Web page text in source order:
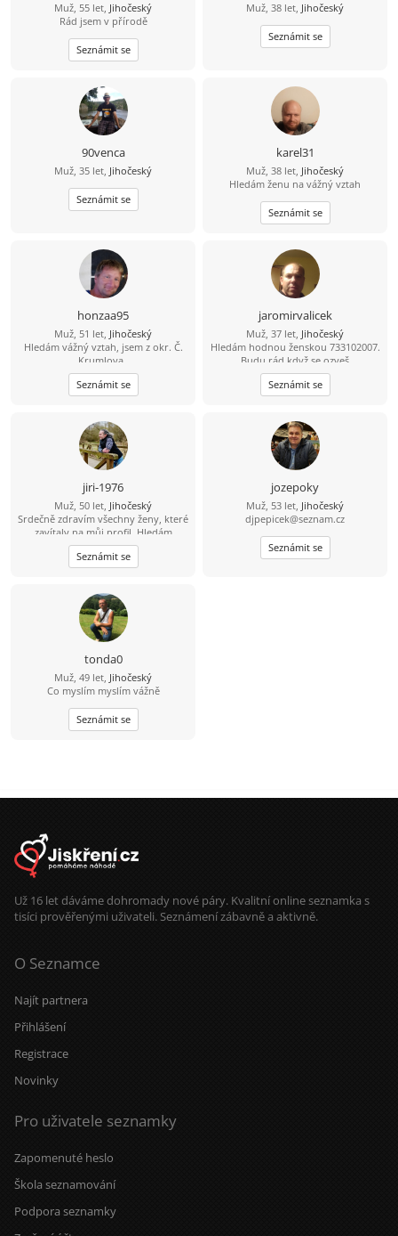
Muž, 55 let, Jihočeský
Rád jsem v přírodě
Seznámit se
Muž, 38 let, Jihočeský
Seznámit se
90venca
Muž, 35 let, Jihočeský
Seznámit se
karel31
Muž, 38 let, Jihočeský
Hledám ženu na vážný vztah
Seznámit se
honzaa95
Muž, 51 let, Jihočeský
Hledám vážný vztah, jsem z okr. Č.
Krumlova,.
Seznámit se
jaromirvalicek
Muž, 37 let, Jihočeský
Hledám hodnou ženskou 733102007.
Budu rád když se ozveš
Seznámit se
jiri-1976
Muž, 50 let, Jihočeský
Srdečně zdravím všechny ženy, které
zavítaly na můj profil. Hledám
pohodovou ženu, která pečuje o své
tělo i duši, žije vědomě a aktivně.
Jsem člověk, který ví, že hledá jednu
ladit myšlením i životním stylem.
Miluju přírodu, zvířata a výlety tam,
kde je ticho, čerstvý vzduch a pěkný
výhled do krajiny. Východy i západy
slunce jsou pro mě malý rituál. Rád
spím někdy pod širákem u jezer, řek
a lesních pramenů. Občas chodím
bosky - i přes žhavé uhlíky. A hotel s
bazénem? Ten si taky užiju. Už přes
deset let si peču kváskový žitný
chleba. Naučil mě, že dobré věci
med od pana včelaře/kamaráda.
energii. A když se naše cesty
protnou, vezmu to jako znamení, že
vesmír má občas opravdu dobré
Seznámit se
jozepoky
Muž, 53 let, Jihočeský
djpepicek@seznam.cz
Seznámit se
tonda0
Muž, 49 let, Jihočeský
Co myslím myslím vážně
Seznámit se
Už 16 let dáváme dohromady nové páry. Kvalitní online seznamka s
tisíci prověřenými uživateli. Seznámení zábavně a aktivně.
O Seznamce
Najít partnera
Přihlášení
Registrace
Novinky
Pro uživatele seznamky
Zapomenuté heslo
Škola seznamování
Podpora seznamky